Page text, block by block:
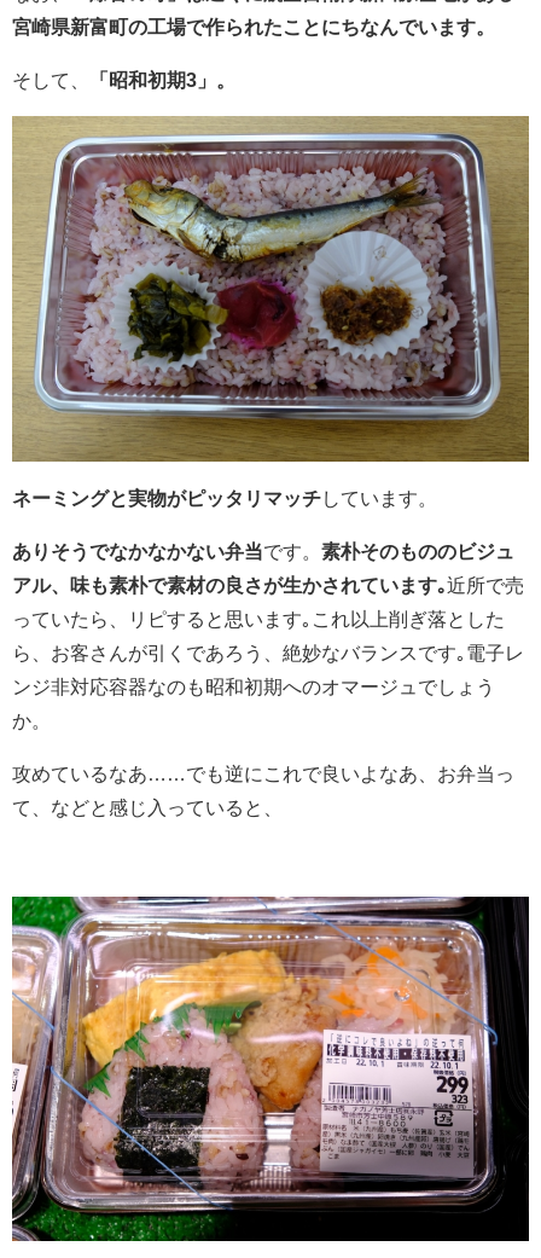
宮崎県新富町の工場で作られたことにちなんでいます。
そして、 「昭和初期3」。
ネーミングと実物がピッタリマッチしています。
ありそうでなかなかない弁当です。 素朴そのもののビジュ
アル、味も素朴で素材の良さが生かされています｡近所で売
っていたら、リピすると思います｡これ以上削ぎ落とした
ら、お客さんが引くであろう、絶妙なバランスです｡電子レ
ンジ非対応容器なのも昭和初期へのオマージュでしょう
か。
攻めているなあ……でも逆にこれで良いよなあ、お弁当っ
て、などと感じ入っていると、